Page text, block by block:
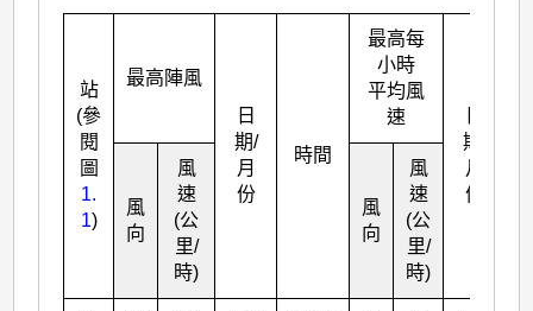
站
(參
閱
圖
1.
1)
最高陣風
日
期/
月
份
時間
最高每
小時
平均風
速
期/
月
份
風
向
風
速
(公
里/
時)
風
向
風
速
(公
里/
時)